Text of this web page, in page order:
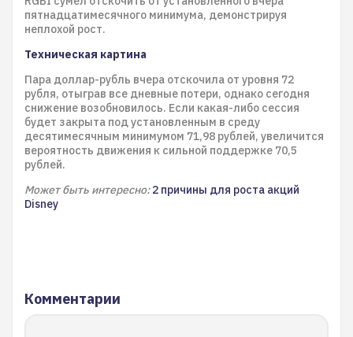
пятнадцатимесячного минимума, демонстрируя
неплохой рост.
Техническая картина
Пара доллар-рубль вчера отскочила от уровня 72
рубля, отыграв все дневные потери, однако сегодня
снижение возобновилось. Если какая-либо сессия
будет закрыта под установленным в среду
десятимесячным минимумом 71,98 рублей, увеличится
вероятность движения к сильной поддержке 70,5
рублей.
Может быть интересно: 2 причины для роста акций
Disney
Комментарии